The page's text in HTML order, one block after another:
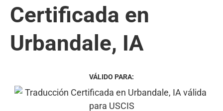
Certificada en
Urbandale, IA
VÁLIDO PARA: